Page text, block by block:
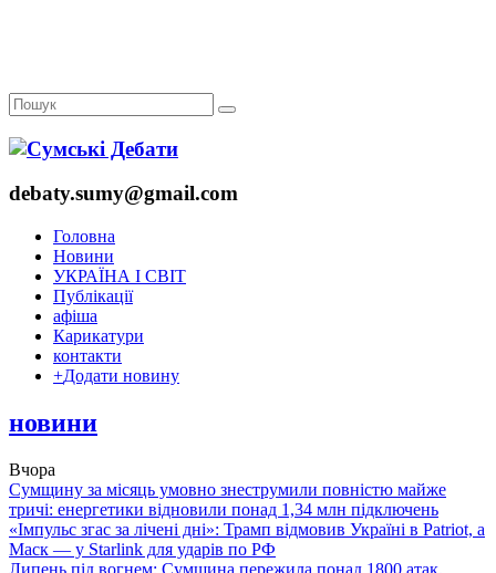
debaty.sumy@gmail.com
Головна
Новини
УКРАЇНА І СВІТ
Публікації
афіша
Карикатури
контакти
+Додати новину
новини
Вчора
Сумщину за місяць умовно знеструмили повністю майже
тричі: енергетики відновили понад 1,34 млн підключень
«Імпульс згас за лічені дні»: Трамп відмовив Україні в Patriot, а
Маск — у Starlink для ударів по РФ
Липень під вогнем: Сумщина пережила понад 1800 атак,